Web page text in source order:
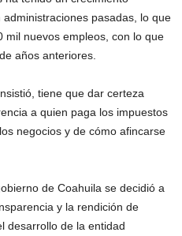
pasadas, lo que
mil nuevos empleos, con lo que
años anteriores.
tiene que dar certeza
a quien paga los impuestos
negocios y de cómo afincarse
de Coahuila se decidió a
y la rendición de
desarrollo de la entidad